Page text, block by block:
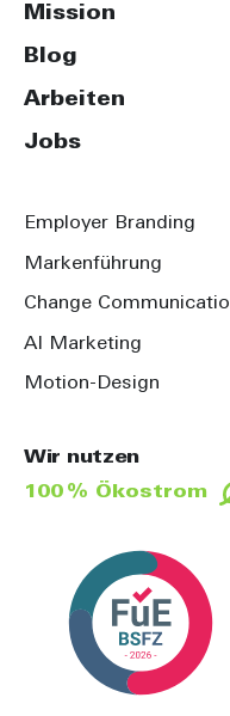
Mission
Blog
Arbeiten
Jobs
Wir nutzen
100 % Ökostrom
Employer Branding
Markenführung
Change
AI Marketing
Motion-Design